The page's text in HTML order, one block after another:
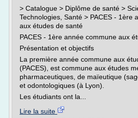
> Catalogue > Diplôme de santé >
Technologies, Santé > PACES - 1ère
aux études de santé
PACES - 1ère année commune aux
Présentation et objectifs
La première année commune aux
(PACES), est commune aux études
pharmaceutiques, de maïeutique
et odontologiques (à Lyon).
Les étudiants ont la...
Lire la suite